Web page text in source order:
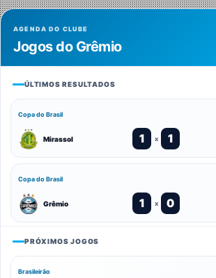
AGENDA DO CLUBE
Jogos do Grêmio
ÚLTIMOS RESULTADOS
Copa do Brasil
Mirassol 1 x 1
Copa do Brasil
Grêmio 1 x 0
PRÓXIMOS JOGOS
Brasileirão